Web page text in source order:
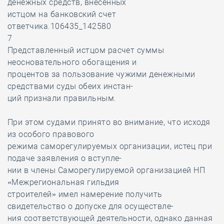
денежных средств, внесенных
истцом на банковский счет
ответчика.106435_142580
7
Представленный истцом расчет суммы
неосновательного обогащения и
процентов за пользование чужими денежными
средствами суды обеих инстан-
ций признали правильным.
При этом судами принято во внимание, что исходя
из особого правового
режима саморегулируемых организации, истец при
подаче заявления о вступле-
нии в члены Саморегулируемой организацией НП
«Межрегиональная гильдия
строителей» имел намерение получить
свидетельство о допуске для осуществле-
ния соответствующей деятельности, однако данная